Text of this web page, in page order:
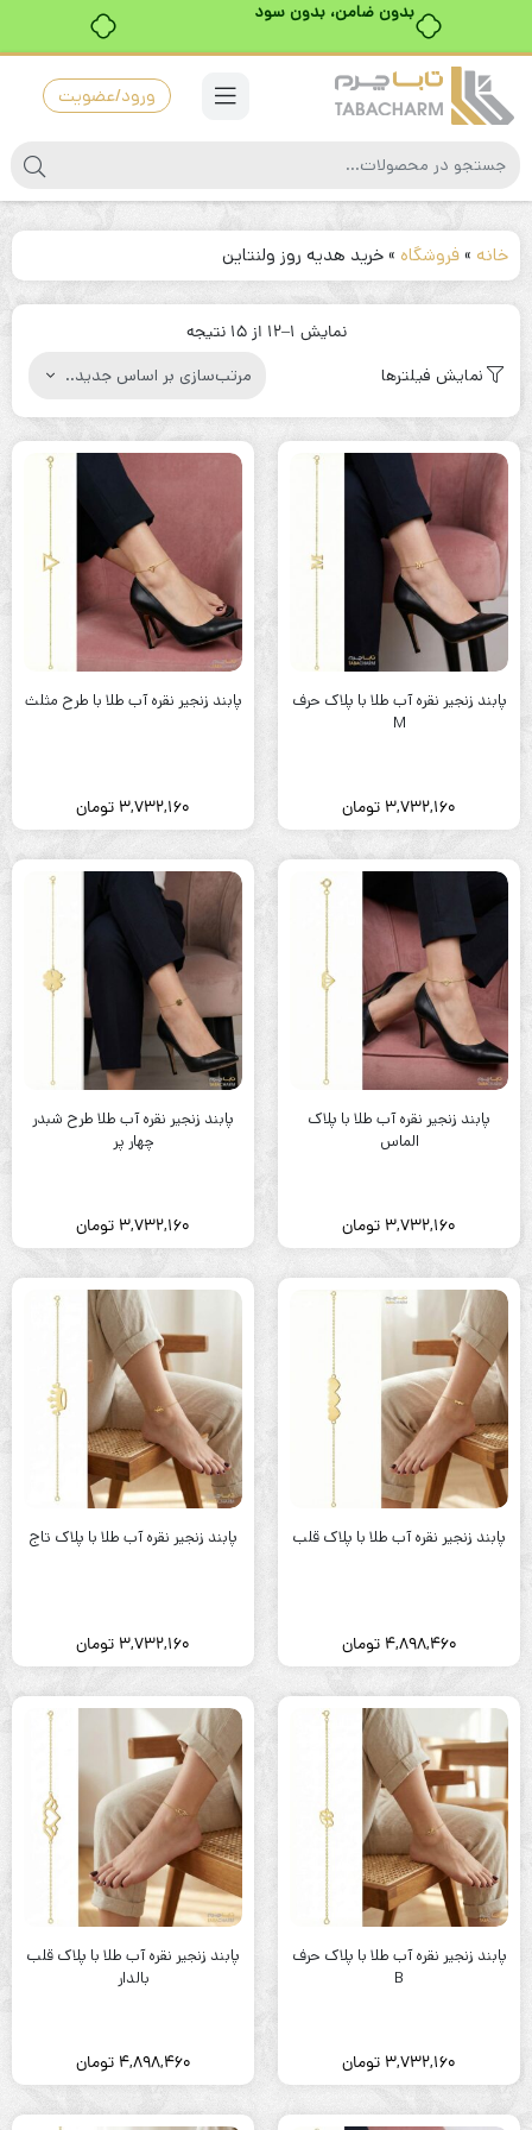
بدون ضامن، بدون سود
ورود/عضویت
خانه »فروشگاه »خرید هدیه روز ولنتاین
نمایش 1–12 از 15 نتیجه
مرتب‌سازی
اساس
نمایش فیلترها
پابند زنجیر نقره آب طلا با پلاک حرف
M
3,732,160 تومان
پابند زنجیر نقره آب طلا با طرح مثلث
3,732,160 تومان
پابند زنجیر نقره آب طلا با پلاک
الماس
3,732,160 تومان
پابند زنجیر نقره آب طلا طرح شبدر
چهار پر
3,732,160 تومان
پابند زنجیر نقره آب طلا با پلاک قلب
4,898,460 تومان
پابند زنجیر نقره آب طلا با پلاک تاج
3,732,160 تومان
پابند زنجیر نقره آب طلا با پلاک حرف
B
3,732,160 تومان
پابند زنجیر نقره آب طلا با پلاک قلب
بالدار
4,898,460 تومان